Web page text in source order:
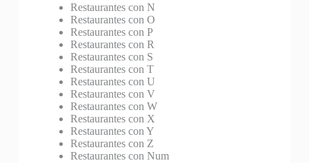
Restaurantes con N
Restaurantes con O
Restaurantes con P
Restaurantes con R
Restaurantes con S
Restaurantes con T
Restaurantes con U
Restaurantes con V
Restaurantes con W
Restaurantes con X
Restaurantes con Y
Restaurantes con Z
Restaurantes con Num